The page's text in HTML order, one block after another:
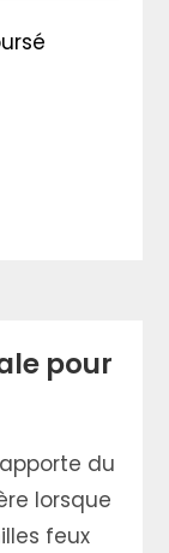
pour
du
lorsque
feux